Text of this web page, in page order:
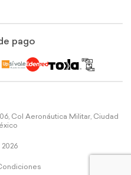
pago
Col Aeronáutica Militar, Ciudad